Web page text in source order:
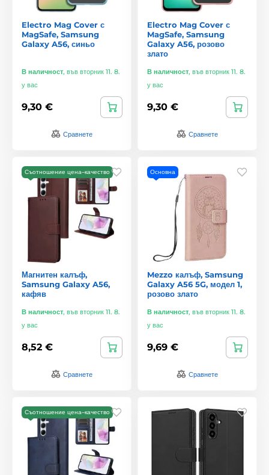
Electro Mag Cover с
MagSafe, Samsung
Galaxy A56, синьо
В наличност, във вторник 11. 8.
у вас
9,30 €
Сравнете
Electro Mag Cover с
MagSafe, Samsung
Galaxy A56, розово
злато
В наличност, във вторник 11. 8.
у вас
9,30 €
Сравнете
Съотношение цена–качество
Магнитен калъф,
Samsung Galaxy A56,
кафяв
В наличност, във вторник 11. 8.
у вас
8,52 €
Сравнете
Основна
Mezzo калъф, Samsung
Galaxy A56 5G, модел 1,
розово злато
В наличност, във вторник 11. 8.
у вас
9,69 €
Сравнете
Съотношение цена–качество